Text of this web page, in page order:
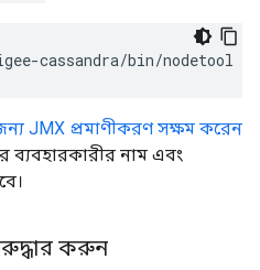
cassandra/bin/nodetool
জন্য JMX প্রমাণীকরণ সক্ষম করেন
নাম এবং
করুন